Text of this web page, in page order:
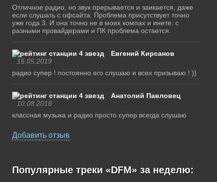
Отличное радио, но звук прерывается и заикается, даже
если слушать с офсайта. Проблема присутствует точно
уже года 3. И она точно не в моих компах и инете. с
разными провайдерами и ПК проблема остается.
Евгений Кирсанов
15.05.2019
радио супер ! постоянно его слушаю и всех призываю ! ))
Анатолий Павловец
10.08.2018
классная музыка и радио просто супер всегда слушаю
Добавить отзыв
Популярные треки «DFM» за неделю: